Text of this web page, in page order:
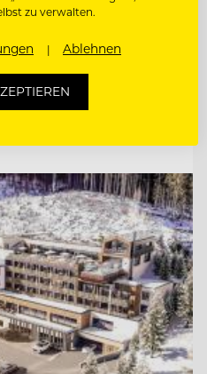
zu verwalten.
Ablehnen